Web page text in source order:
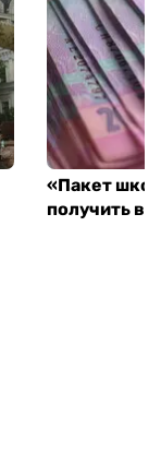
«Пакет
получить